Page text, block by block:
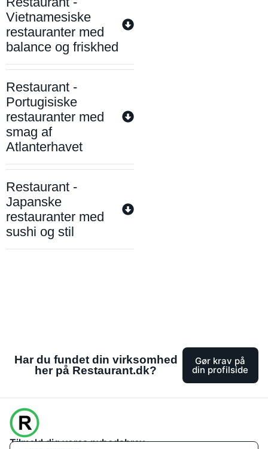
Vietnamesiske
restauranter med
balance og friskhed
Restaurant -
Portugisiske
restauranter med
smag af
Atlanterhavet
Restaurant -
Japanske
restauranter med
sushi og stil
Har du fundet din virksomhed
her på Restaurant.dk?
Gør krav på
din profilside
Tilmeld dig vores nyhedsbrev